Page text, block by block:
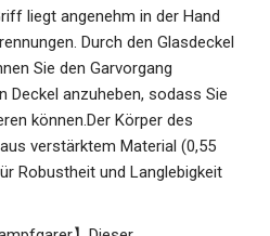
liegt angenehm in der Hand
Durch den Glasdeckel
Sie den Garvorgang
Deckel anzuheben, sodass Sie
können.Der Körper des
verstärktem Material (0,55
Robustheit und Langlebigkeit